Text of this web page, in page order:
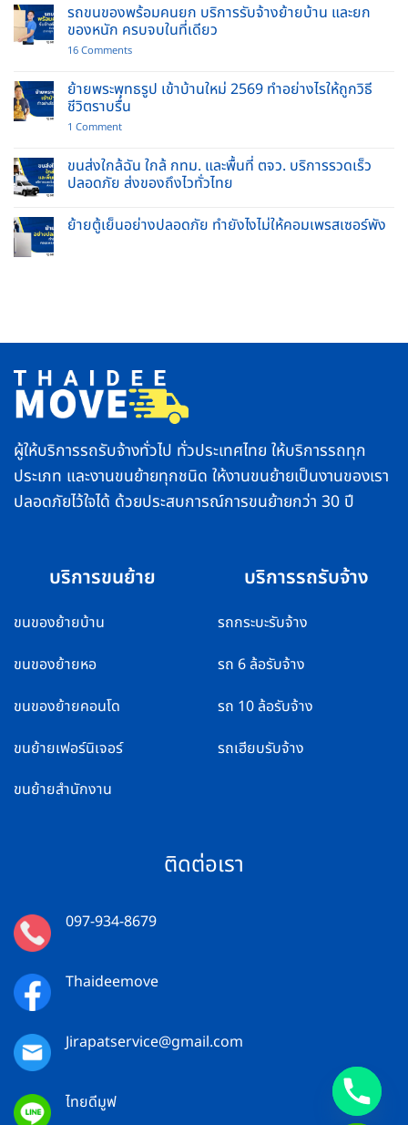
on
บริการ
ขน
ย้าย
เฟอร์นิเจอร์
ชิ้น
ใหญ่
ปลอดภัย
ไร้
ข่วน
รถขนของพร้อมคนยก บริการรับจ้างย้ายบ้าน และยก
ของหนัก ครบจบในที่เดียว
16 Commentson
ของ
พร้อม
บ้าน
และ
ยก
ของ
ครบ
จบ
ย้ายพระพุทธรูป เข้าบ้านใหม่ 2569 ทำอย่างไรให้ถูกวิธี
ชีวิตราบรื่น
1 Commenton
รูป
เข้า
บ้าน
ทำ
อย่างไร
ขนส่งใกล้ฉัน ใกล้ กทม. และพื้นที่ ตจว. บริการรวดเร็ว
ปลอดภัย ส่งของถึงไวทั่วไทย
Comments
on
รวดเร็ว
ส่ง
ของ
ถึง
ไว
ทั่ว
ย้ายตู้เย็นอย่างปลอดภัย ทำยังไงไม่ให้คอมเพรสเซอร์พัง
ไม่
ให้
คอมเพรสเซอร์
พัง
ผู้ให้บริการรถรับจ้างทั่วไป ทั่วประเทศไทย ให้บริการรถทุก
ประเภท และงานขนย้ายทุกชนิด ให้งานขนย้ายเป็นงานของเรา
ปลอดภัยไว้ใจได้ ด้วยประสบการณ์การขนย้ายกว่า 30 ปี
บริการขนย้าย
ขนของย้ายบ้าน
ขนของย้ายหอ
ขนของย้ายคอนโด
ขนย้ายเฟอร์นิเจอร์
ขนย้ายสำนักงาน
บริการรถรับจ้าง
รถกระบะรับจ้าง
รถ 6 ล้อรับจ้าง
รถ 10 ล้อรับจ้าง
รถเฮียบรับจ้าง
ติดต่อเรา
097-934-8679
Thaideemove
Jirapatservice@gmail.com
ไทยดีมูฟ